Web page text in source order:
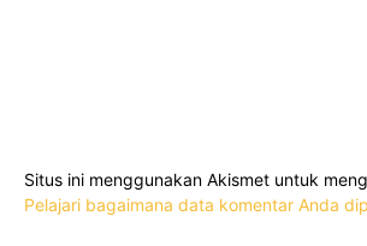
Situs ini menggunakan Akismet untuk
Pelajari bagaimana data komentar Anda